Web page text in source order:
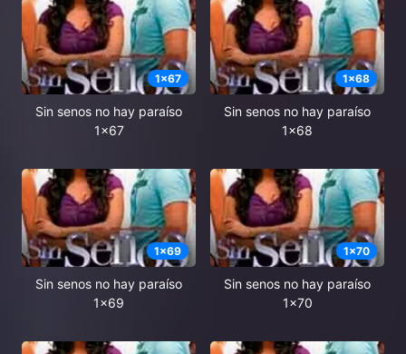
1x67
Sin senos no hay paraíso
1x67
1x68
Sin senos no hay paraíso
1x68
1x69
Sin senos no hay paraíso
1x69
1x70
Sin senos no hay paraíso
1x70